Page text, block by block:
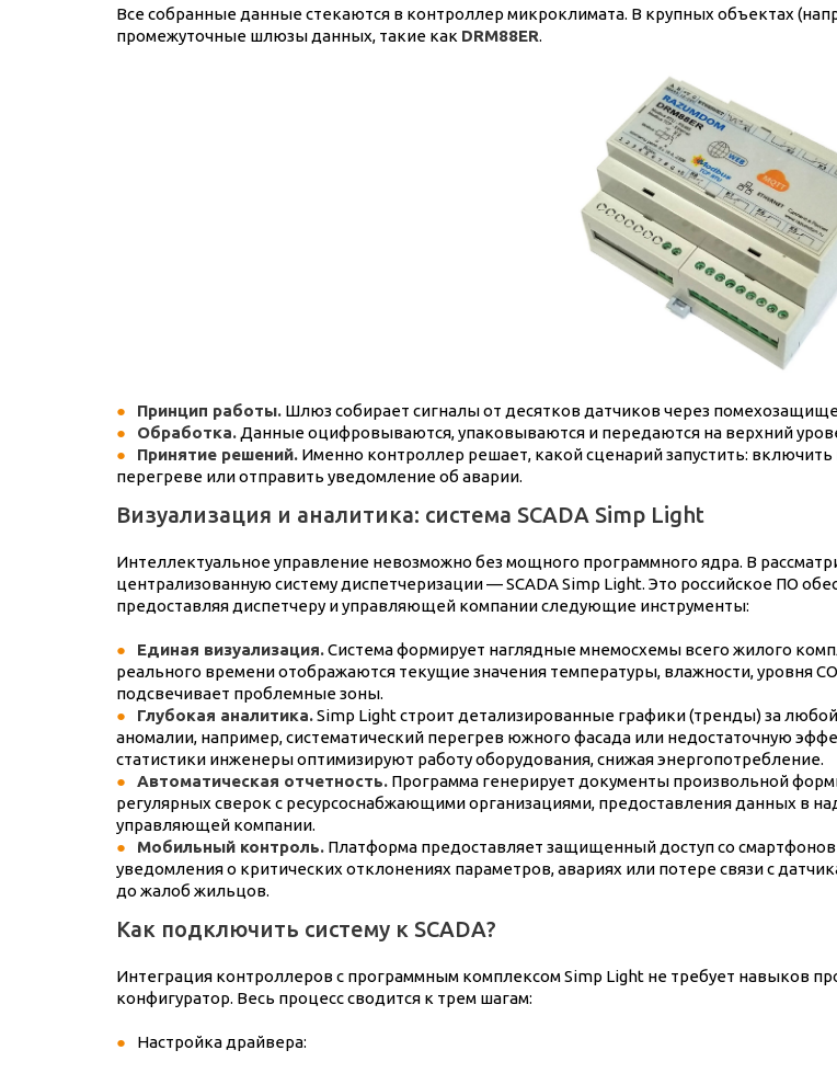
Все собранные данные стекаются в контроллер микроклимата. В крупных объектах
промежуточные шлюзы данных, такие как DRM88ER.
Принцип работы. Шлюз собирает сигналы от десятков датчиков через
Обработка. Данные оцифровываются, упаковываются и передаются на верхний
Принятие решений. Именно контроллер решает, какой сценарий запустить:
перегреве или отправить уведомление об аварии.
Визуализация и аналитика: система SCADA Simp Light
Интеллектуальное управление невозможно без мощного программного ядра. В
централизованную систему диспетчеризации — SCADA Simp Light. Это российское ПО
предоставляя диспетчеру и управляющей компании следующие инструменты:
Единая визуализация.Система формирует наглядные мнемосхемы всего жилого
реального времени отображаются текущие значения температуры, влажности, уровня
подсвечивает проблемные зоны.
Глубокая аналитика.Simp Light строит детализированные графики (тренды) за
аномалии, например, систематический перегрев южного фасада или недостаточную
статистики инженеры оптимизируют работу оборудования, снижая энергопотребление.
Автоматическая отчетность. Программа генерирует документы произвольной
регулярных сверок с ресурсоснабжающими организациями, предоставления данных в
управляющей компании.
Мобильный контроль. Платформа предоставляет защищенный доступ со
уведомления о критических отклонениях параметров, авариях или потере связи с
до жалоб жильцов.
Как подключить систему к SCADA?
Интеграция контроллеров с программным комплексом Simp Light не требует навыков
конфигуратор. Весь процесс сводится к трем шагам:
Настройка драйвера: